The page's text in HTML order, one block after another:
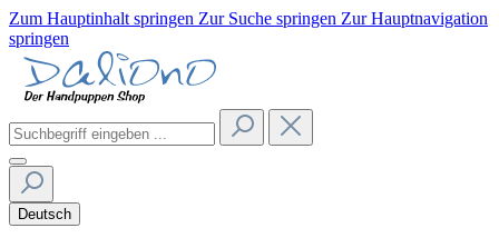
Zum Hauptinhalt springen Zur Suche springen Zur Hauptnavigation
springen
Deutsch